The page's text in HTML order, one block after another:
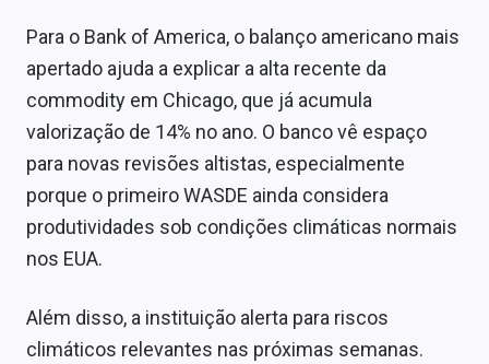
Para o Bank of America, o balanço americano mais
apertado ajuda a explicar a alta recente da
commodity em Chicago, que já acumula
valorização de 14% no ano. O banco vê espaço
para novas revisões altistas, especialmente
porque o primeiro WASDE ainda considera
produtividades sob condições climáticas normais
nos EUA.
Além disso, a instituição alerta para riscos
climáticos relevantes nas próximas semanas.